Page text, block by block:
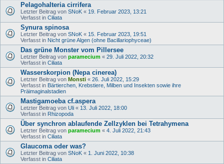
Pelagohalteria cirrifera
Letzter Beitrag von SNoK « 19. Februar 2023, 13:21
Verfasst in Ciliata
Synura spinosa
Letzter Beitrag von SNoK « 15. Februar 2023, 19:51
Verfasst in Nicht grüne Algen (ohne Bacillariophyceae)
Das grüne Monster vom Pillersee
Letzter Beitrag von paramecium « 29. Juli 2022, 20:32
Verfasst in Ciliata
Wasserskorpion (Nepa cinerea)
Letzter Beitrag von Monsti « 26. Juli 2022, 15:29
Verfasst in Bärtierchen, Krebstiere, Milben und Insekten sowie ihre
Präimaginalstadien
Mastigamoeba cf.aspera
Letzter Beitrag von Uli « 13. Juli 2022, 18:00
Verfasst in Rhizopoda
Über synchron ablaufende Zellzyklen bei Tetrahymena
Letzter Beitrag von paramecium « 4. Juli 2022, 21:43
Verfasst in Ciliata
Glaucoma oder was?
Letzter Beitrag von SNoK « 1. Juni 2022, 10:38
Verfasst in Ciliata